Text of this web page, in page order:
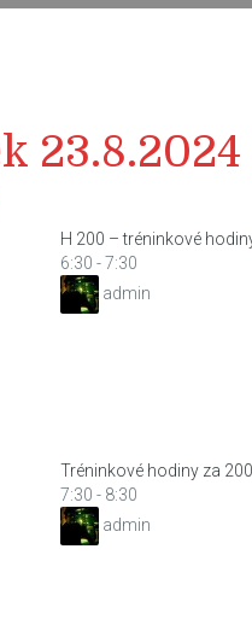
23.8.2024
H 200 – tréninkové
6:30 -7:30
admin
Tréninkové hodiny za 200
7:30 - 8:30
admin